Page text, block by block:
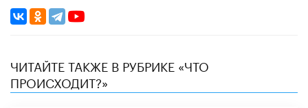
ЧИТАЙТЕ ТАКЖЕ В РУБРИКЕ «ЧТО
ПРОИСХОДИТ?»